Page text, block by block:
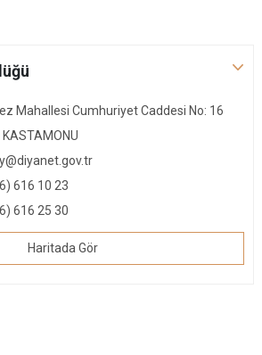
Mahallesi Cumhuriyet Caddesi No: 16
616 10 23
616 25 30
Haritada Gör